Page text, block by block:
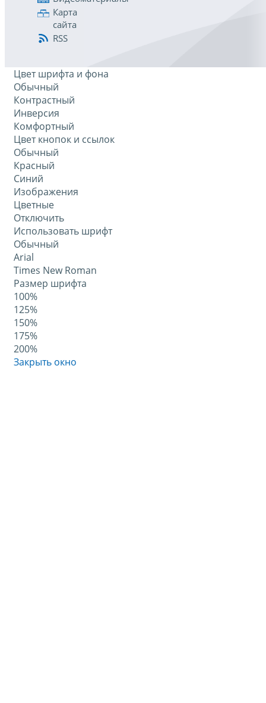
Карта
сайта
RSS
Цвет шрифта и фона
Обычный
Контрастный
Инверсия
Комфортный
Цвет кнопок и ссылок
Обычный
Красный
Синий
Изображения
Цветные
Отключить
Использовать шрифт
Обычный
Arial
Times New Roman
Размер шрифта
100%
125%
150%
175%
200%
Закрыть окно